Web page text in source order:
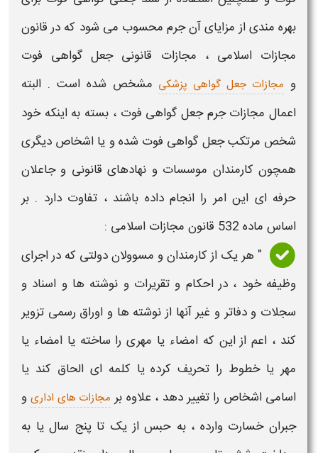
بهره مندی از مزایای آنجرم محسوب می شود که در قانون
مجازاتاسلامی ، مجازات قانونی جعل گواهی فوت
و مجازات جعل گواهی پزشکی مشخص شده است . البته
اعمال مجازات جرم جعل گواهی فوت ، بسته به اینکه خود
شخص مرتکبجعل گواهی فوت شده و یا اشخاص دیگری
همچون کارمندان موسسات و نهادهای قانونی و جاعلان
حرفه ای این امر را انجام داده باشند ، تفاوت دارد . بر
اساس ماده 532 قانون
مجازات اسلامی :
" هر یک از کارمندان و مسوولان دولتی که در اجرای
وظیفه خود ، در احکام و تقریرات و نوشته‌ ها و اسناد و
سجلات و دفاتر و غیر آنها از‌ نوشته ‌ها و اوراق رسمی تزویر
کند ، اعم از این که امضاء یا مهری را ساخته یا امضاء یا
مهر یا خطوط را تحریف کرده یا کلمه ‌ای الحاق کند یا
اسامی اشخاص ‌را تغییر دهد ، علاوه بر مجازات ‌های اداریو
جبران خسارت وارده ، به حبس از یک تا پنج سال یا به